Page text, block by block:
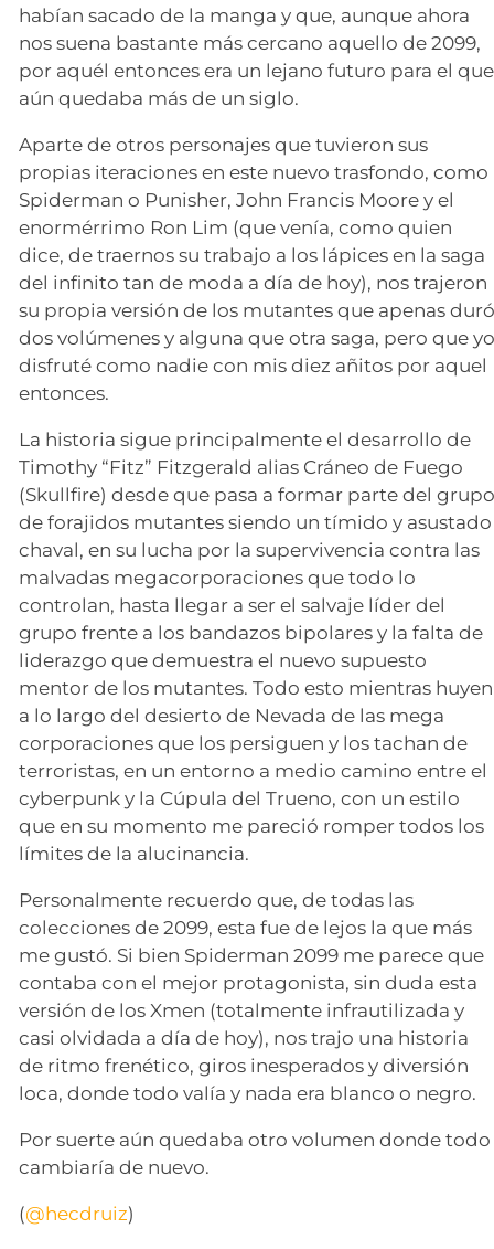
habían sacado de la manga y que, aunque ahora
nos suena bastante más cercano aquello de 2099,
por aquél entonces era un lejano futuro para el que
aún quedaba más de un siglo.
Aparte de otros personajes que tuvieron sus
propias iteraciones en este nuevo trasfondo, como
Spiderman o Punisher, John Francis Moore y el
enormérrimo Ron Lim (que venía, como quien
dice, de traernos su trabajo a los lápices en la saga
del infinito tan de moda a día de hoy), nos trajeron
su propia versión de los mutantes que apenas
dos volúmenes y alguna que otra saga, pero que
disfruté como nadie con mis diez añitos por aquel
entonces.
La historia sigue principalmente el desarrollo de
Timothy “Fitz” Fitzgerald alias Cráneo de Fuego
(Skullfire) desde que pasa a formar parte del
de forajidos mutantes siendo un tímido y asustado
chaval, en su lucha por la supervivencia contra las
malvadas megacorporaciones que todo lo
controlan, hasta llegar a ser el salvaje líder del
grupo frente a los bandazos bipolares y la falta de
liderazgo que demuestra el nuevo supuesto
mentor de los mutantes. Todo esto mientras huyen
a lo largo del desierto de Nevada de las mega
corporaciones que los persiguen y los tachan de
terroristas, en un entorno a medio camino entre el
cyberpunk y la Cúpula del Trueno, con un estilo
que en su momento me pareció romper todos los
límites de la alucinancia.
Personalmente recuerdo que, de todas las
colecciones de 2099, esta fue de lejos la que más
me gustó. Si bien Spiderman 2099 me parece que
contaba con el mejor protagonista, sin duda esta
versión de los Xmen (totalmente infrautilizada y
casi olvidada a día de hoy), nos trajo una historia
de ritmo frenético, giros inesperados y diversión
loca, donde todo valía y nada era blanco o negro.
Por suerte aún quedaba otro volumen donde todo
cambiaría de nuevo.
(@hecdruiz)